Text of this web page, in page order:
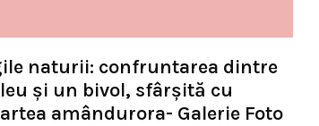
naturii: confruntarea dintre
și un bivol, sfârșită cu
amândurora- Galerie Foto